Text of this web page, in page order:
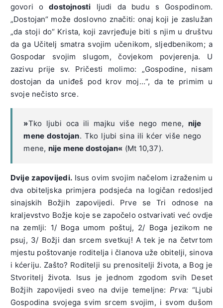
govori odostojnosti ljudi da budu s Gospodinom.
„Dostojan“ može doslovno značiti: onaj koji je zaslužan
„da stoji do“ Krista, koji zavrjeđuje biti s njim u društvu
da ga Učitelj smatra svojim učenikom, sljedbenikom; a
Gospodar svojim slugom, čovjekom povjerenja. U
zazivu prije sv. Pričesti molimo: „Gospodine, nisam
dostojan da uniđeš pod krov moj…“, da te primim u
svoje nečisto srce.
»Tko ljubi oca ili majku više nego mene, nije
mene dostojan. Tko ljubi sina ili kćer više nego
mene, nije mene dostojan« (Mt 10,37).
Dvije zapovijedi.Isus ovim svojim načelom izraženim u
dva obiteljska primjera podsjeća na logičan redosljed
sinajskih Božjih zapovijedi. Prve se Tri odnose na
kraljevstvo Božje koje se započelo ostvarivati već ovdje
na zemlji: 1/ Boga umom poštuj, 2/ Boga jezikom ne
psuj, 3/ Božji dan srcem svetkuj! A tek je na četvrtom
mjestu poštovanje roditelja i članova uže obitelji, sinova
i kćeriju. Zašto? Roditelji su prenositelji života, a Bog je
Stvoritelj života. Isus je jednom zgodom svih Deset
Božjih zapovijedi sveo na dvije temeljne:Prva: “Ljubi
Gospodina svojega svim srcem svojim, i svom dušom